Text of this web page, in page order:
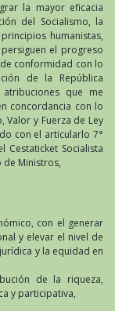
la mayor eficacia
del Socialismo, la
humanistas,
el progreso
conformidad con lo
de la República
que me
concordancia con lo
Valor y Fuerza de Ley
con el articularlo 7°
Cestaticket Socialista
de Ministros,
con el generar
y elevar el nivel de
y la equidad en
de la riqueza,
y participativa,